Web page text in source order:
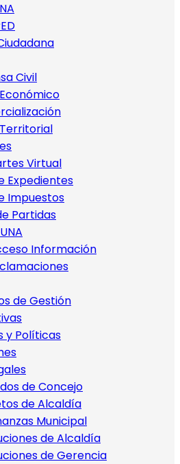
Civil
Virtual
Expedientes
Impuestos
Partidas
Información
de Gestión
y Políticas
de Concejo
de Alcaldía
Municipal
de Alcaldía
de Gerencia